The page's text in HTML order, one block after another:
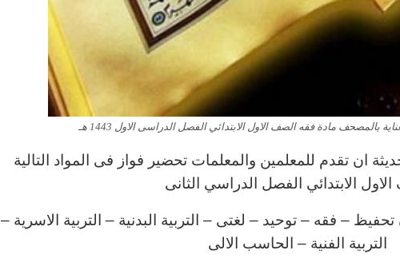
بالمصحف مادة فقه الصف الاول الابتدائي الفصل الدراسى الاول 1443 هـ
ان تقدم للمعلمين والمعلمات تحضير فواز فى المواد التالية
الابتدائي الفصل الدراسي الثانى
– فقه – توحيد – لغتى – التربية البدنية – التربية الاسرية –
التربية الفنية – الحاسب الالى